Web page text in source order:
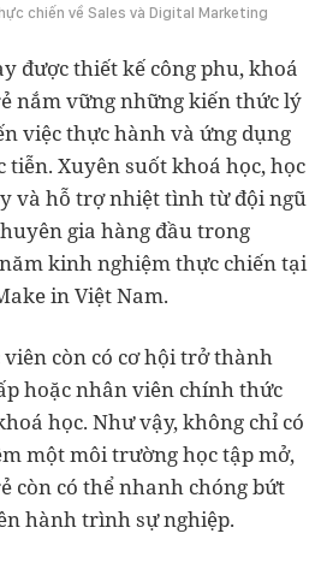
chiến về Sales và Digital Marketing
được thiết kế công phu, khoá
nắm vững những kiến thức lý
việc thực hành và ứng dụng
tiễn. Xuyên suốt khoá học, học
và hỗ trợ nhiệt tình từ đội ngũ
gia hàng đầu trong
kinh nghiệm thực chiến tại
in Việt Nam.
viên còn có cơ hội trở thành
hoặc nhân viên chính thức
học. Như vậy, không chỉ có
một môi trường học tập mở,
còn có thể nhanh chóng bứt
hành trình sự nghiệp.